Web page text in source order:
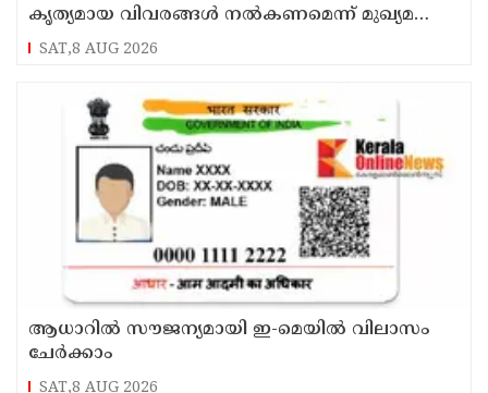
കൃത്യമായ വിവരങ്ങൾ നൽകണമെന്ന് മുഖ്യമന്ത്രി
വി ഡി സതീശൻ
SAT,8 AUG 2026
ആധാറിൽ സൗജന്യമായി ഇ-മെയിൽ വിലാസം
ചേർക്കാം
SAT,8 AUG 2026